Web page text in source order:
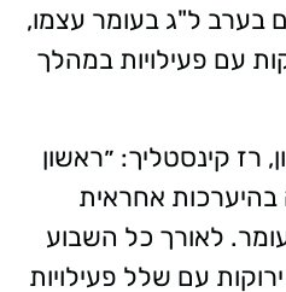
בערב ל"ג בעומר עצמו,
עם פעילויות במהלך
רז קינסטליך: ״ראשון
בהיערכות אחראית
לאורך כל השבוע
עם שלל פעילויות